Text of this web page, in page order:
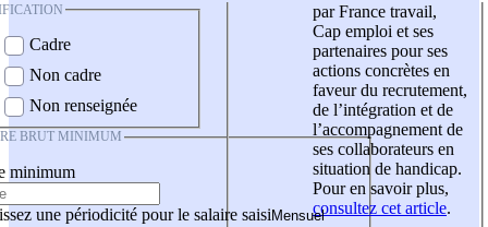
Cadre
Non cadre
Non renseignée
BRUT MINIMUM
minimum
une périodicité pour le salaire saisi
par France travail,
Cap emploi et ses
partenaires pour ses
actions concrètes en
faveur du recrutement,
de l’intégration et de
l’accompagnement de
ses collaborateurs en
situation de handicap.
Pour en savoir plus,
consultez cet article.